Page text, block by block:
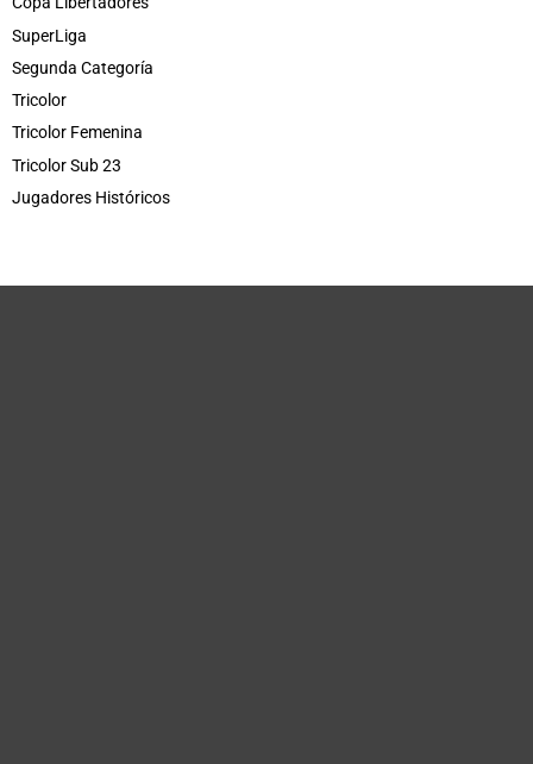
SuperLiga
Segunda Categoría
Tricolor
Tricolor Femenina
Tricolor Sub 23
Jugadores Históricos